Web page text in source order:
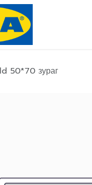
50*70 зураг